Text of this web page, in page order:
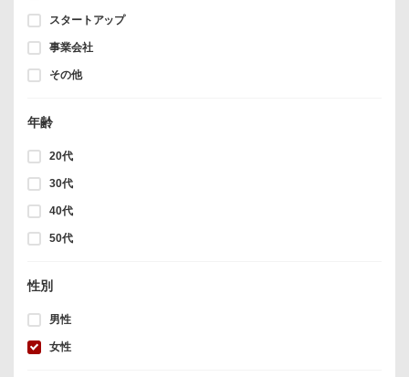
スタートアップ
事業会社
その他
年齢
20代
30代
40代
50代
性別
男性
女性